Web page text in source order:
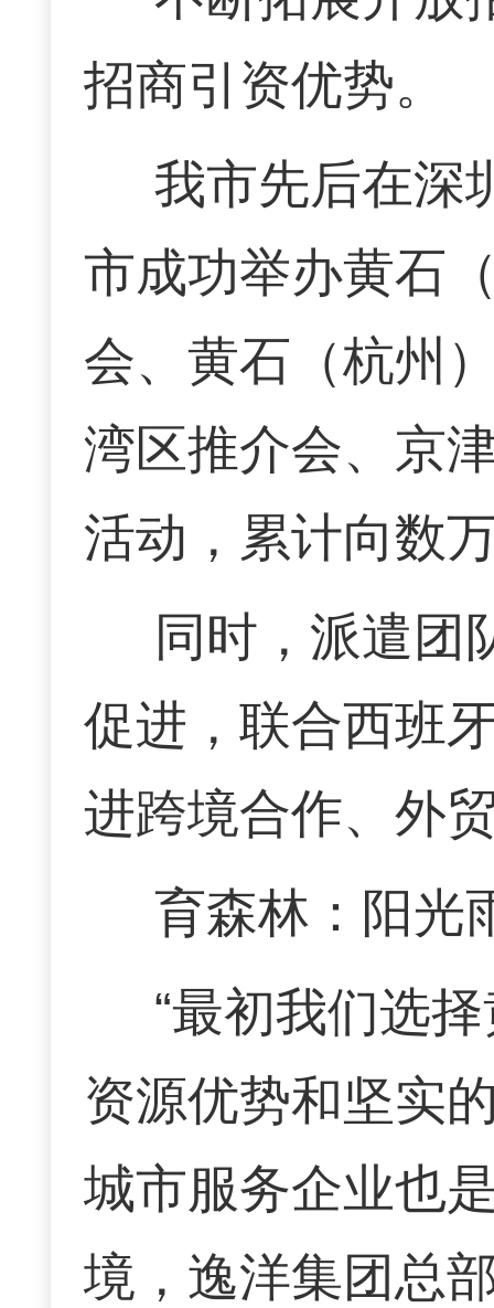
招商引资优势。
我市先后在深
市成功举办黄石
会、黄石（杭州
湾区推介会、京
活动，累计向数
同时，派遣团
促进，联合西班
进跨境合作、外
育森林：阳光
“最初我们选
资源优势和坚实
城市服务企业也
境，逸洋集团总